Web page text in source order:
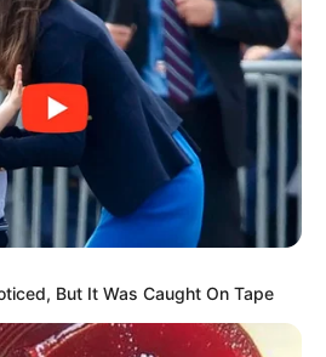
But It Was Caught On Tape